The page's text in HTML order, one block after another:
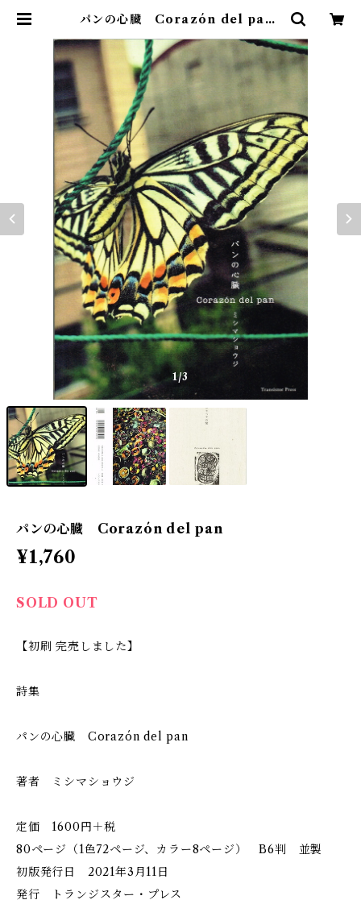
パンの心臓 Corazón del pan |
1/3
パンの心臓 Corazón del pan
¥1,760
SOLD OUT
【初刷 完売しました】
詩集
パンの心臓 Corazón del pan
著者 ミシマショウジ
定価 1600円＋税
80ページ（1色72ページ、カラー8ページ） B6判 並製
初版発行日 2021年3月11日
発行 トランジスター・プレス